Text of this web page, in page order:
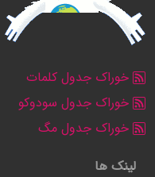
خوراک جدول کلمات
خوراک جدول سودوکو
خوراک جدول مگ
لینک ها